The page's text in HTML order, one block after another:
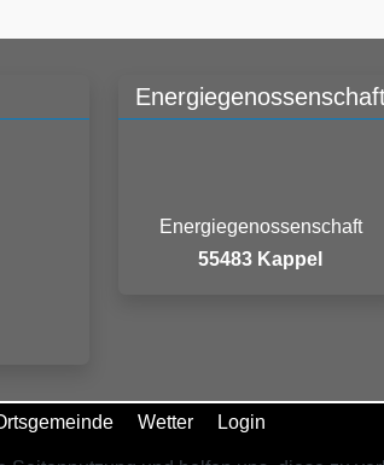
Energiegenossenschaft
55483 Kappel
Wetter Login